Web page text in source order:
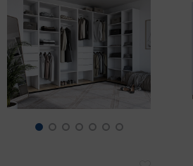
farby
odtiene